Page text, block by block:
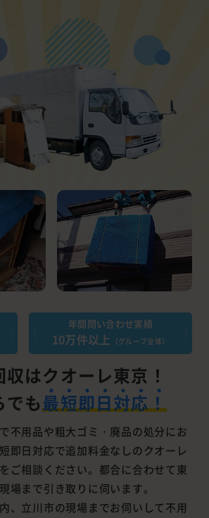
年間問い合わせ実績
10万件以上 （グループ全体）
はクオーレ東京！
でも最短即日対応！
不用品や粗大ゴミ・廃品の処分にお
即日対応で追加料金なしのクオーレ
ご相談ください。都合に合わせて東
場まで引き取りに伺います。
、立川市の現場までお伺いして不用